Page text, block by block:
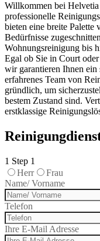
Willkommen bei
professionelle
bieten eine breite Palette
Bedürfnisse
Wohnungsreinigung bis
Egal ob Sie in Court
wir garantieren Ihnen ein
erfahrenes Team von
gründlich, um
bestem Zustand sind.
erstklassige
1 Step 1
Herr
Frau
Name/ Vorname
Telefon
Ihre E-Mail Adresse